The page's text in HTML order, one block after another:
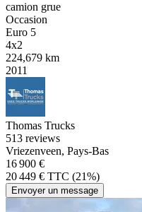
camion grue
Occasion
Euro 5
4x2
224,679 km
2011
Thomas Trucks
513 reviews
Vriezenveen, Pays-Bas
16 900 €
20 449 € TTC (21%)
Envoyer un message